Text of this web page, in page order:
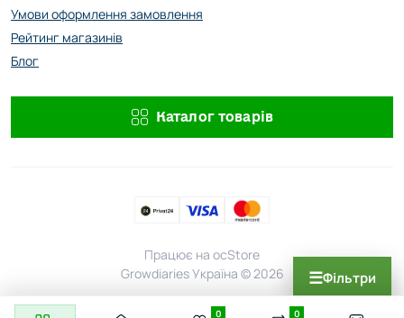
0 0
Умови оформлення замовлення
Рейтинг магазинів
Блог
Каталог товарів
Працює на ocStore
Growdiaries Україна © 2026
☰Фільтри